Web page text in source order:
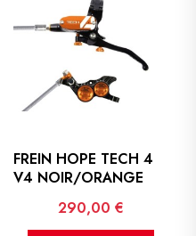
FREIN HOPE TECH 4
V4 NOIR/ORANGE
Prix
290,00 €